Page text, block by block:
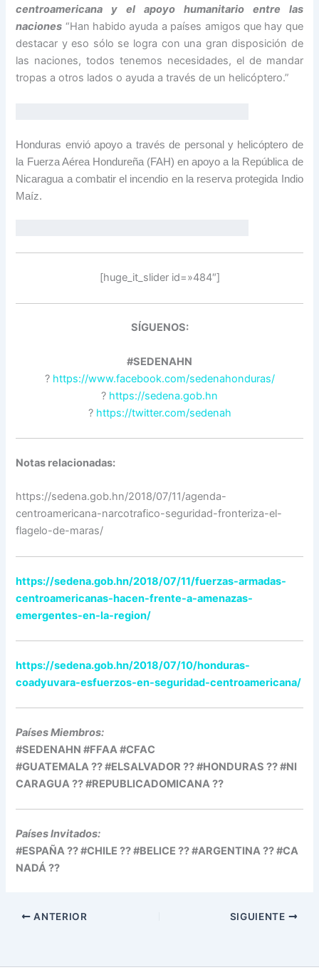
centroamericana y el apoyo humanitario entre las
naciones “Han habido ayuda a países amigos que hay que
destacar y eso sólo se logra con una gran disposición de
las naciones, todos tenemos necesidades, el de mandar
tropas a otros lados o ayuda a través de un helicóptero.”
Honduras envió apoyo a través de personal y helicóptero de
la Fuerza Aérea Hondureña (FAH) en apoyo a la República de
Nicaragua a combatir el incendio en la reserva protegida Indio
Maíz.
[huge_it_slider id=»484″]
SÍGUENOS:
#SEDENAHN
? https://www.facebook.com/sedenahonduras/
? https://sedena.gob.hn
? https://twitter.com/sedenah
Notas relacionadas:
https://sedena.gob.hn/2018/07/11/agenda-
centroamericana-narcotrafico-seguridad-fronteriza-el-
flagelo-de-maras/
https://sedena.gob.hn/2018/07/11/fuerzas-armadas-
centroamericanas-hacen-frente-a-amenazas-
emergentes-en-la-region/
https://sedena.gob.hn/2018/07/10/honduras-
coadyuvara-esfuerzos-en-seguridad-centroamericana/
Países Miembros:
#SEDENAHN #FFAA #CFAC
#GUATEMALA ?? #ELSALVADOR ?? #HONDURAS ?? #NI
CARAGUA ?? #REPUBLICADOMICANA ??
Países Invitados:
#ESPAÑA ?? #CHILE ?? #BELICE ?? #ARGENTINA ?? #CA
NADÁ ??
ANTERIOR SIGUIENTE